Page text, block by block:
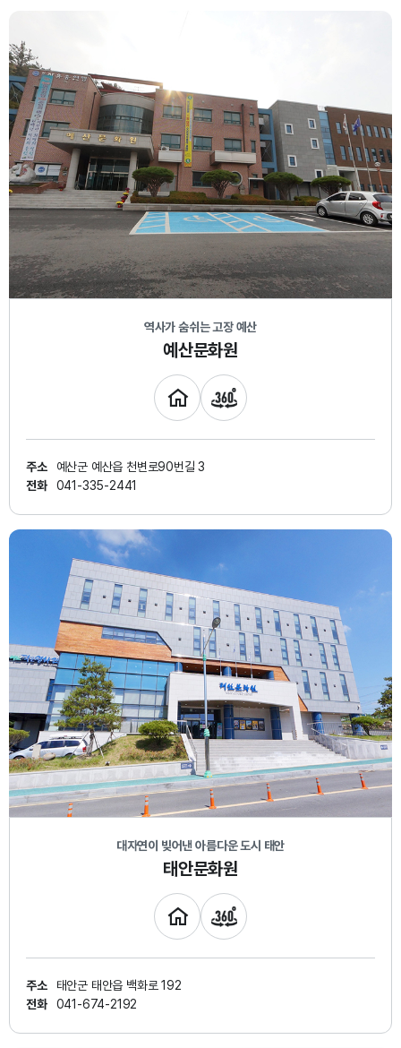
역사가 숨쉬는 고장 예산
예산문화원
주소
예산군 예산읍 천변로90번길 3
전화
041-335-2441
대자연이 빚어낸 아름다운 도시 태안
태안문화원
주소
태안군 태안읍 백화로 192
전화
041-674-2192